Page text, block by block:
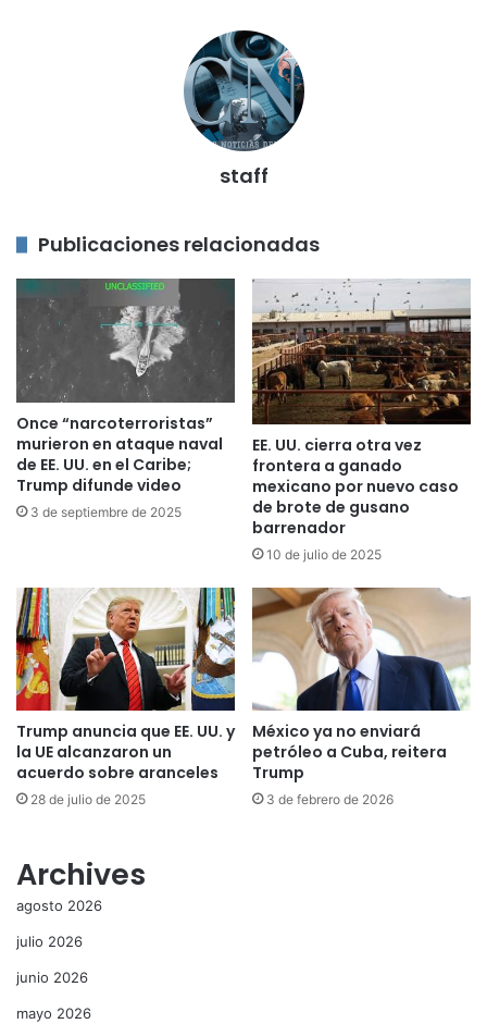
staff
Publicaciones relacionadas
Once “narcoterroristas”
murieron en ataque naval
de EE. UU. en el Caribe;
Trump difunde video
3 de septiembre de 2025
EE. UU. cierra otra vez
frontera a ganado
mexicano por nuevo caso
de brote de gusano
barrenador
10 de julio de 2025
Trump anuncia que EE. UU. y
la UE alcanzaron un
acuerdo sobre aranceles
28 de julio de 2025
México ya no enviará
petróleo a Cuba, reitera
Trump
3 de febrero de 2026
Archives
agosto 2026
julio 2026
junio 2026
mayo 2026